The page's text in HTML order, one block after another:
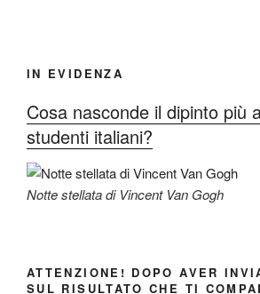
IN EVIDENZA
Cosa nasconde il dipinto più
studenti italiani?
Notte stellata di Vincent Van Gogh
ATTENZIONE! DOPO AVER
SUL RISULTATO CHE TI